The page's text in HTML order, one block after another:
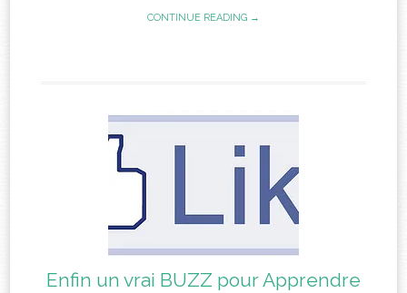
CONTINUE READING →
Enfin un vrai BUZZ pour Apprendre